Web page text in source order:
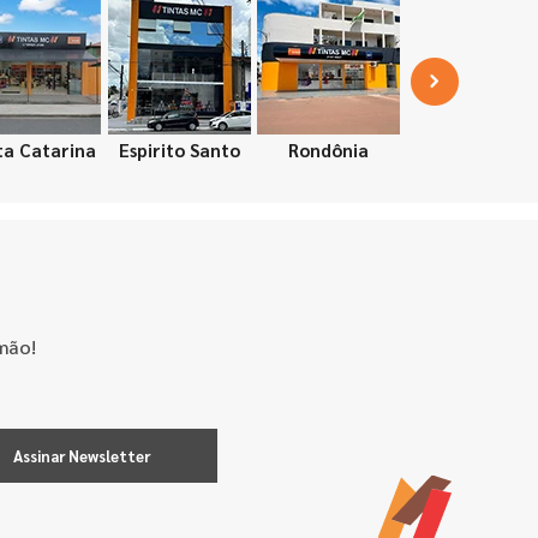
Catarina Espirito Santo Rondônia
Assinar Newsletter